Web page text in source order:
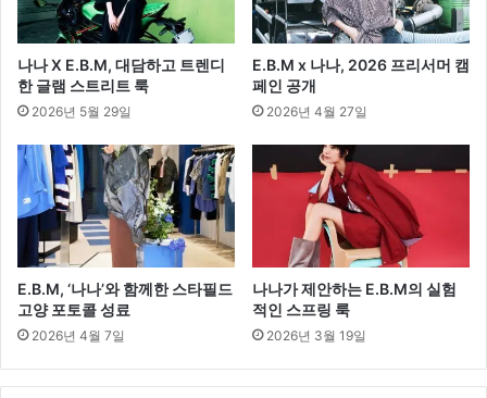
나나 X E.B.M, 대담하고 트렌디
한 글램 스트리트 룩
2026년 5월 29일
E.B.M x 나나, 2026 프리서머 캠
페인 공개
2026년 4월 27일
E.B.M, ‘나나’와 함께한 스타필드
고양 포토콜 성료
2026년 4월 7일
나나가 제안하는 E.B.M의 실험
적인 스프링 룩
2026년 3월 19일